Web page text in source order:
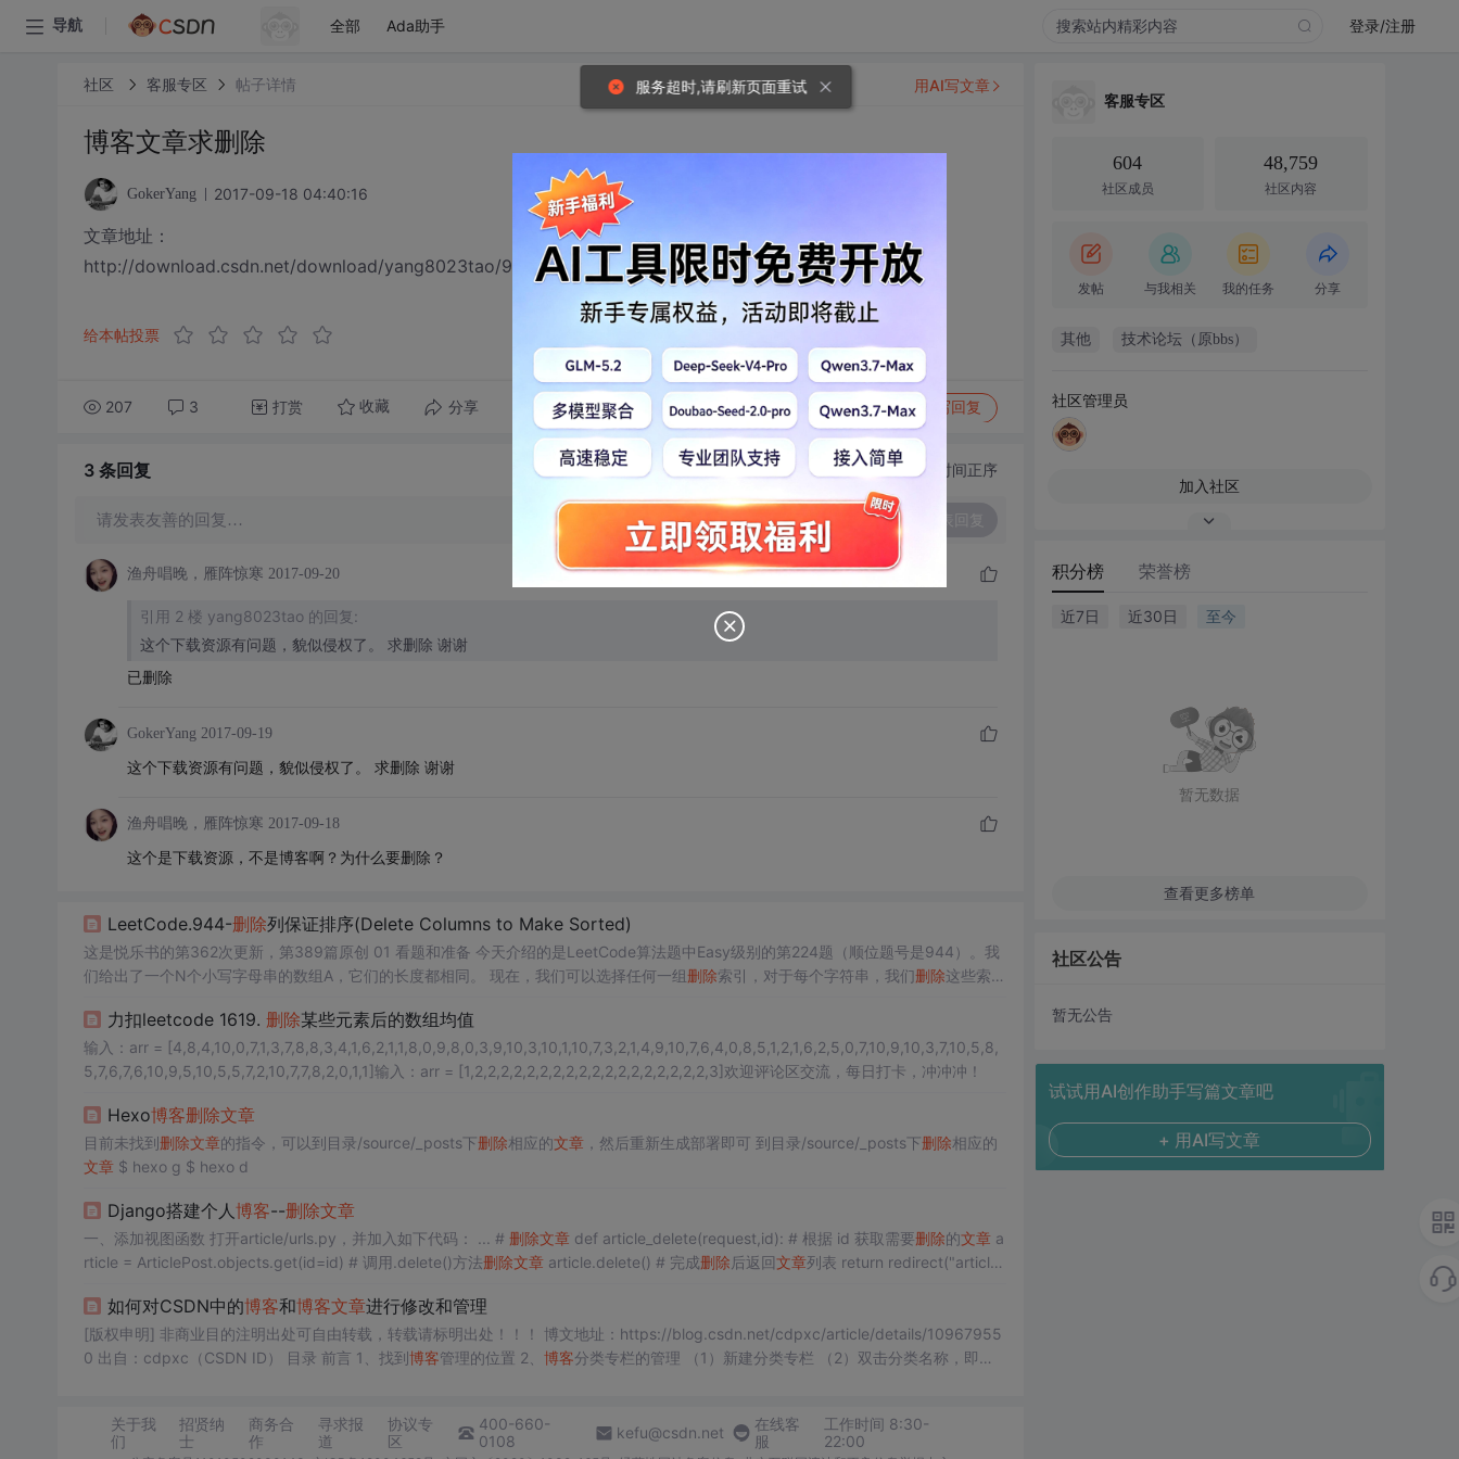
导航 全部 Ada助手 登录/注册
社区 客服专区 帖子详情
博客文章求删除
GokerYang 2017-09-18 04:40:16
文章地址：
http://download.csdn.net/download/yang8023tao/9940971
给本帖投票
207 3 打赏 收藏 分享 转发到动态 举报 写回复
用AI写文章
3 条回复 切换为时间正序
请发表友善的回复…
渔舟唱晚，雁阵惊寒 2017-09-20
引用 2 楼 yang8023tao 的回复:
这个下载资源有问题，貌似侵权了。 求删除 谢谢
已删除
GokerYang 2017-09-19
这个下载资源有问题，貌似侵权了。 求删除 谢谢
渔舟唱晚，雁阵惊寒 2017-09-18
这个是下载资源，不是博客啊？为什么要删除？
LeetCode.944-删除列保证排序(Delete Columns to Make Sorted)
这是悦乐书的第362次更新，第389篇原创 01 看题和准备 今天介绍的是LeetCode算法题中Easy级别的第224题（顺位题号是944）。我
们给出了一个N个小写字母串的数组A，它们的长度都相同。 现在，我们可以选择任何一组删除索引，对于每个字符串，我们删除这些索引
力扣leetcode 1619. 删除某些元素后的数组均值
输入：arr = [4,8,4,10,0,7,1,3,7,8,8,3,4,1,6,2,1,1,8,0,9,8,0,3,9,10,3,10,1,10,7,3,2,1,4,9,10,7,6,4,0,8,5,1,2,1,6,2,5,0,7,10,9,10,3,7,10,5,8,
5,7,6,7,6,10,9,5,10,5,5,7,2,10,7,7,8,2,0,1,1]输入：arr = [1,2,2,2,2,2,2,2,2,2,2,2,2,2,2,2,2,2,2,3]欢迎评论区交流，每日打卡，冲冲冲！
Hexo博客删除文章
目前未找到删除文章的指令，可以到目录/source/_posts下删除相应的文章 ，然后重新生成部署即可 到目录/source/_posts下删除相应的
文章
$ hexo g $ hexo d
Django搭建个人博客--删除文章
一、添加视图函数 打开article/urls.py，并加入如下代码： ... # 删除文章 def article_delete(request,id): # 根据 id 获取需要删除的文章a
rticle = ArticlePost.objects.get(id=id) # 调用.delete()方法删除文章 article.delete() # 完成删除后返回文章列表 return redirect("article:
如何对CSDN中的博客和博客文章进行修改和管理
[版权申明] 非商业目的注明出处可自由转载，转载请标明出处！！！ 博文地址：https://blog.csdn.net/cdpxc/article/details/10967955
0 出自：cdpxc（CSDN ID） 目录 前言 1、找到博客 管理的位置 2、 博客分类专栏的管理 （1）新建分类专栏 （2）双击分类名称，即可
关于我
们
招贤纳
士
商务合
作
寻求报
道
协议专
区
400-660-
0108
kefu@csdn.net
在线客
服
工作时间 8:30-
22:00
客服专区
604
社区成员
48,759
社区内容
发帖 与我相关 我的任务 分享
其他 技术论坛（原bbs）
社区管理员
加入社区
积分榜 荣誉榜
近7日 近30日 至今
暂无数据
查看更多榜单
社区公告
暂无公告
试试用AI创作助手写篇文章吧
+ 用AI写文章
服务超时,请刷新页面重试